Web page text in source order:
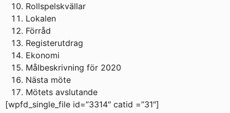
Rollspelskvällar
Lokalen
Förråd
Registerutdrag
Ekonomi
Målbeskrivning för 2020
Nästa möte
Mötets avslutande
[wpfd_single_file id=”3314″ catid =”31″]